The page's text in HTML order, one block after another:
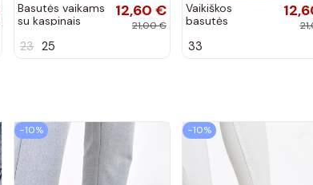
Basutės vaikams
su kaspinais
12,60 €
21,00 €
23 25
Vaikiškos
basutės
33
−10% −10%